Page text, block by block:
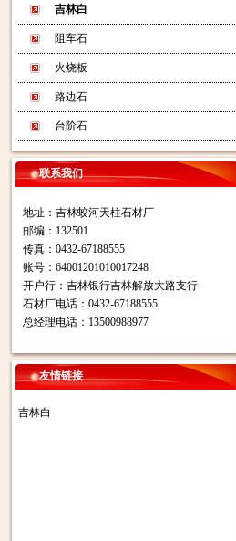
吉林白
阻车石
火烧板
路边石
台阶石
联系我们
地址：吉林蛟河天柱石材厂
邮编：132501
传真：0432-67188555
账号：64001201010017248
开户行：吉林银行吉林解放大路支行
石材厂电话：0432-67188555
总经理电话：13500988977
友情链接
吉林白